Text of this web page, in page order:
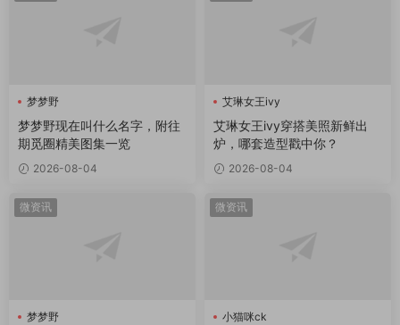
梦梦野
梦梦野现在叫什么名字，附往
期觅圈精美图集一览
2026-08-04
艾琳女王ivy
艾琳女王ivy穿搭美照新鲜出
炉，哪套造型戳中你？
2026-08-04
微资讯
梦梦野
微资讯
小猫咪ck